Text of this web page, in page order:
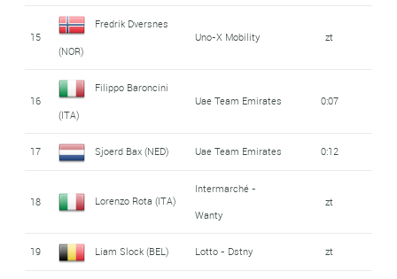
15
Fredrik Dversnes
(NOR)
Uno-X Mobility zt
16
Filippo Baroncini
(ITA)
Uae Team Emirates 0:07
17 Sjoerd Bax (NED) Uae Team Emirates 0:12
18 Lorenzo Rota (ITA)
Intermarché -
Wanty
zt
19 Liam Slock (BEL) Lotto - Dstny zt